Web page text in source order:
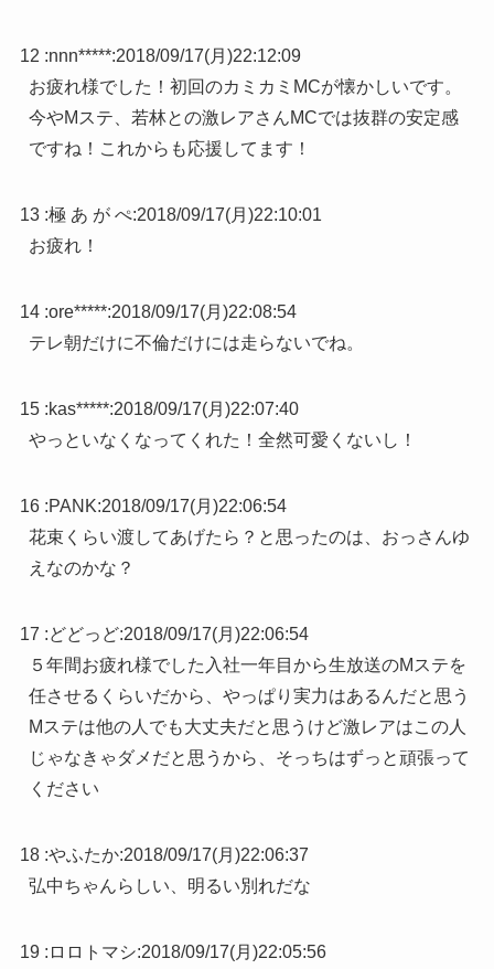
12 :nnn*****:2018/09/17(月)22:12:09
お疲れ様でした！初回のカミカミMCが懐かしいです。
今やMステ、若林との激レアさんMCでは抜群の安定感
ですね！これからも応援してます！
13 :極 あ が ぺ:2018/09/17(月)22:10:01
お疲れ！
14 :ore*****:2018/09/17(月)22:08:54
テレ朝だけに不倫だけには走らないでね。
15 :kas*****:2018/09/17(月)22:07:40
やっといなくなってくれた！全然可愛くないし！
16 :PANK:2018/09/17(月)22:06:54
花束くらい渡してあげたら？と思ったのは、おっさんゆ
えなのかな？
17 :どどっど:2018/09/17(月)22:06:54
５年間お疲れ様でした入社一年目から生放送のMステを
任させるくらいだから、やっぱり実力はあるんだと思う
Mステは他の人でも大丈夫だと思うけど激レアはこの人
じゃなきゃダメだと思うから、そっちはずっと頑張って
ください
18 :やふたか:2018/09/17(月)22:06:37
弘中ちゃんらしい、明るい別れだな
19 : ロロトマシ:2018/09/17(月)22:05:56